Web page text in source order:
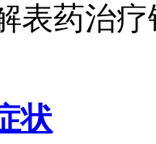
表药治
状